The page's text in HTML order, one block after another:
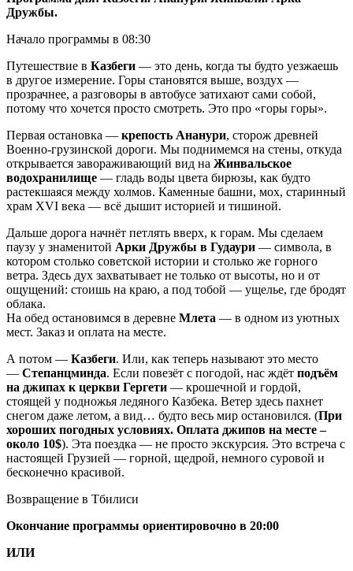
Дружбы.
Начало программы в 08:30
Путешествие в Казбеги — это день, когда ты будто уезжаешь
в другое измерение. Горы становятся выше, воздух —
прозрачнее, а разговоры в автобусе затихают сами собой,
потому что хочется просто смотреть. Это про «горы горы».
Первая остановка — крепость Ананури, сторож древней
Военно-грузинской дороги. Мы поднимемся на стены, откуда
открывается завораживающий вид на Жинвальское
водохранилище — гладь воды цвета бирюзы, как будто
растекшаяся между холмов. Каменные башни, мох, старинный
храм XVI века — всё дышит историей и тишиной.
Дальше дорога начнёт петлять вверх, к горам. Мы сделаем
паузу у знаменитой Арки Дружбы в Гудаури — символа, в
котором столько советской истории и столько же горного
ветра. Здесь дух захватывает не только от высоты, но и от
ощущений: стоишь на краю, а под тобой — ущелье, где бродят
облака.
На обед остановимся в деревне Млета — в одном из уютных
мест. Заказ и оплата на месте.
А потом — Казбеги. Или, как теперь называют это место
— Степанцминда. Если повезёт с погодой, нас ждёт подъём
на джипах к церкви Гергети — крошечной и гордой,
стоящей у подножья ледяного Казбека. Ветер здесь пахнет
снегом даже летом, а вид… будто весь мир остановился. (При
хороших погодных условиях. Оплата джипов на месте –
около 10$). Эта поездка — не просто экскурсия. Это встреча с
настоящей Грузией — горной, щедрой, немного суровой и
бесконечно красивой.
Возвращение в Тбилиси
Окончание программы ориентировочно в 20:00
ИЛИ